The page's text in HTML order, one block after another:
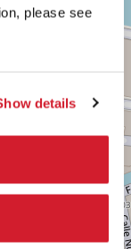
please see
details